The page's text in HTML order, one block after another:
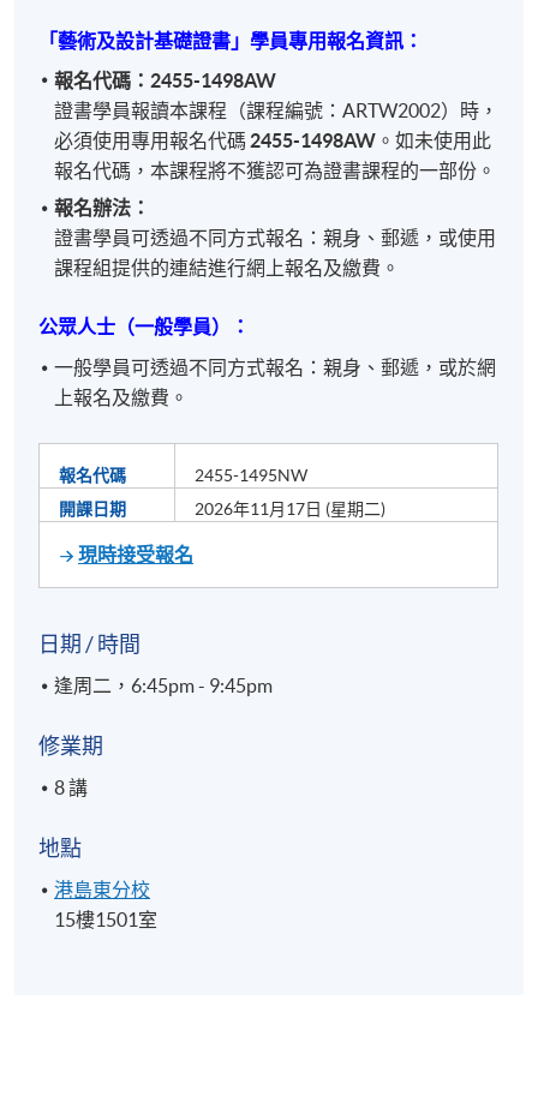
「藝術及設計基礎證書」學員專用報名資訊：
報名代碼：2455-1498AW
證書學員報讀本課程（課程編號：ARTW2002）時，
必須使用專用報名代碼 2455-1498AW 。如未使用此
報名代碼，本課程將不獲認可為證書課程的一部份。
報名辦法：
證書學員可透過不同方式報名：親身、郵遞，或使用
課程組提供的連結進行網上報名及繳費。
公眾人士（一般學員）：
一般學員可透過不同方式報名：親身、郵遞，或於網
上報名及繳費。
報名代碼
2455-1495NW
開課日期
2026年11月17日 (星期二)
現時接受報名
日期 / 時間
逢周二，6:45pm - 9:45pm
修業期
8 講
地點
港島東分校
15樓1501室